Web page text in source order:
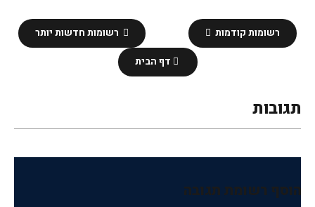
רשומות חדשות יותר רשומות קודמות
דף הבית
תגובות
הוסף רשומת תגובה